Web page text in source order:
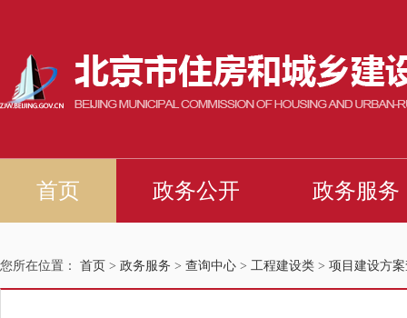
您所在位置： 首页 > 政务服务 > 查询中心 > 工程建设类 > 项目建设方